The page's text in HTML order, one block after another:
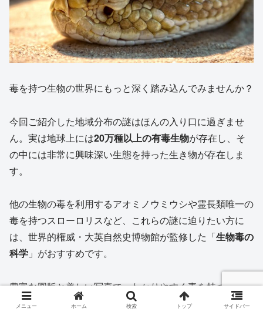
毒を持つ生物の世界にもっと深く踏み込んでみませんか？
今回ご紹介した地域分布の謎はほんの入り口に過ぎませ
ん。実は地球上には20万種以上の有毒生物が存在し、そ
の中には非常に興味深い生態を持った生き物が存在しま
す。
他の生物の毒を利用するアオミノウミウシや霊長類唯一の
毒を持つスローロリスなど、これらの謎に迫りたい方に
は、世界的権威・大英自然史博物館が監修した「生物毒の
科学 」がおすすめです。
豊富な図版と美しい写真で、わかりやすく毒を持つ生物に
ついて学ぶことができます。彼らの本当の姿を知れば、自
メニュー ホーム 検索 トップ サイドバー